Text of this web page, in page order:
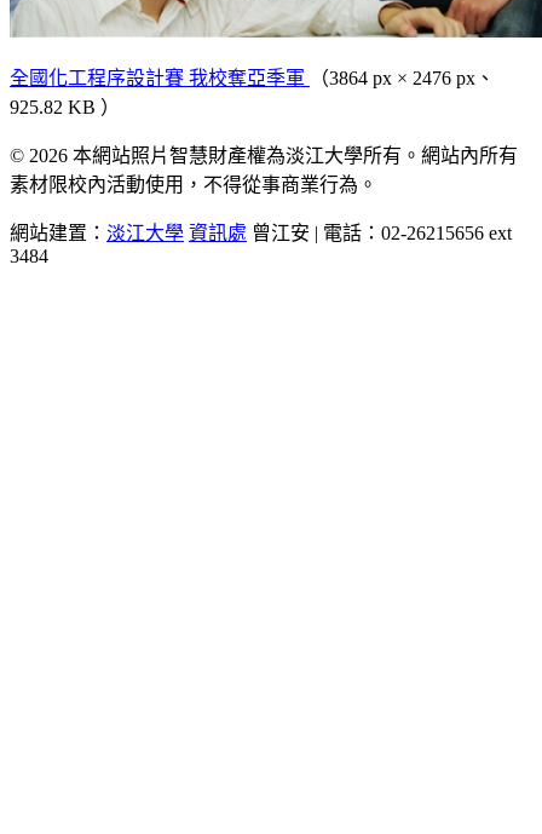
全國化工程序設計賽 我校奪亞季軍
（3864 px × 2476 px、
925.82 KB ）
© 2026 本網站照片智慧財產權為淡江大學所有。網站內所有
素材限校內活動使用，不得從事商業行為。
網站建置： 淡江大學 資訊處 曾江安 | 電話：02-26215656 ext
3484